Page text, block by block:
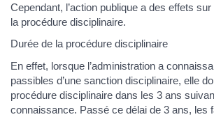
Cependant, l’action publique a des effets
la procédure disciplinaire.
Durée de la procédure disciplinaire
En effet, lorsque l’administration a
passibles d’une sanction disciplinaire, elle
procédure disciplinaire dans les 3 ans
connaissance. Passé ce délai de 3 ans, les